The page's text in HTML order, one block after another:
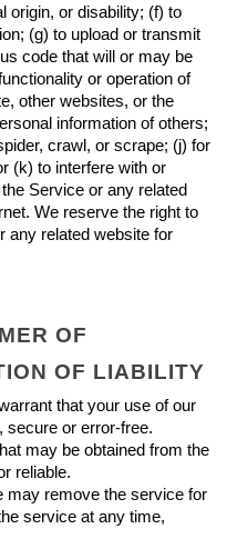
origin, or disability; (f) to
(g) to upload or transmit
code that will or may be
or operation of
other websites, or the
information of others;
crawl, or scrape; (j) for
(k) to interfere with or
Service or any related
We reserve the right to
any related website for
OF
OF LIABILITY
that your use of our
secure or error-free.
may be obtained from the
reliable.
may remove the service for
service at any time,